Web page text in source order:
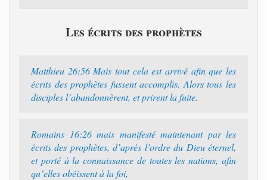
Les écrits des prophètes
Matthieu 26:56 Mais tout cela est arrivé afin que les
écrits des prophètes fussent accomplis. Alors tous les
disciples l’abandonnèrent, et prirent la fuite.
Romains 16:26 mais manifesté maintenant par les
écrits des prophètes, d’après l’ordre du Dieu éternel,
et porté à la connaissance de toutes les nations, afin
qu’elles obéissent à la foi,